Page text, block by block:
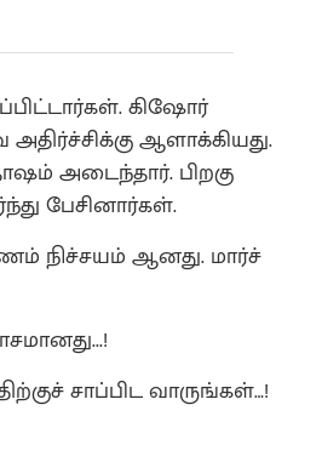
கிஷோர்
ஆளாக்கியது.
அடைந்தார். பிறகு
பேசினார்கள்.
நிச்சயம் ஆனது. மார்ச்
சாப்பிட வாருங்கள்…!